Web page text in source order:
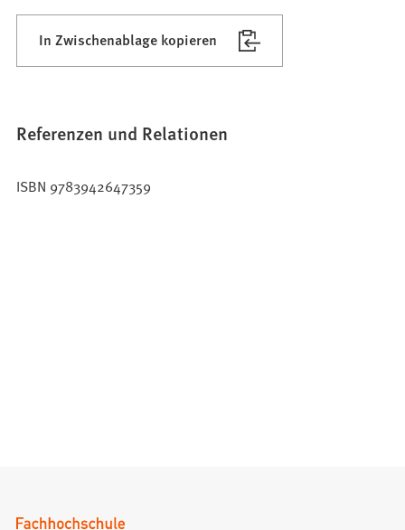
In Zwischenablage kopieren
Referenzen und Relationen
ISBN 9783942647359